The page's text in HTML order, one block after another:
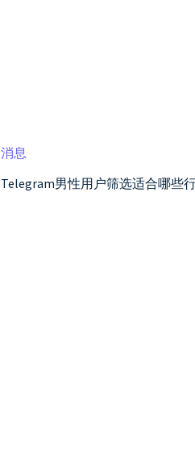
消息
Telegram男性用户筛选适合哪些